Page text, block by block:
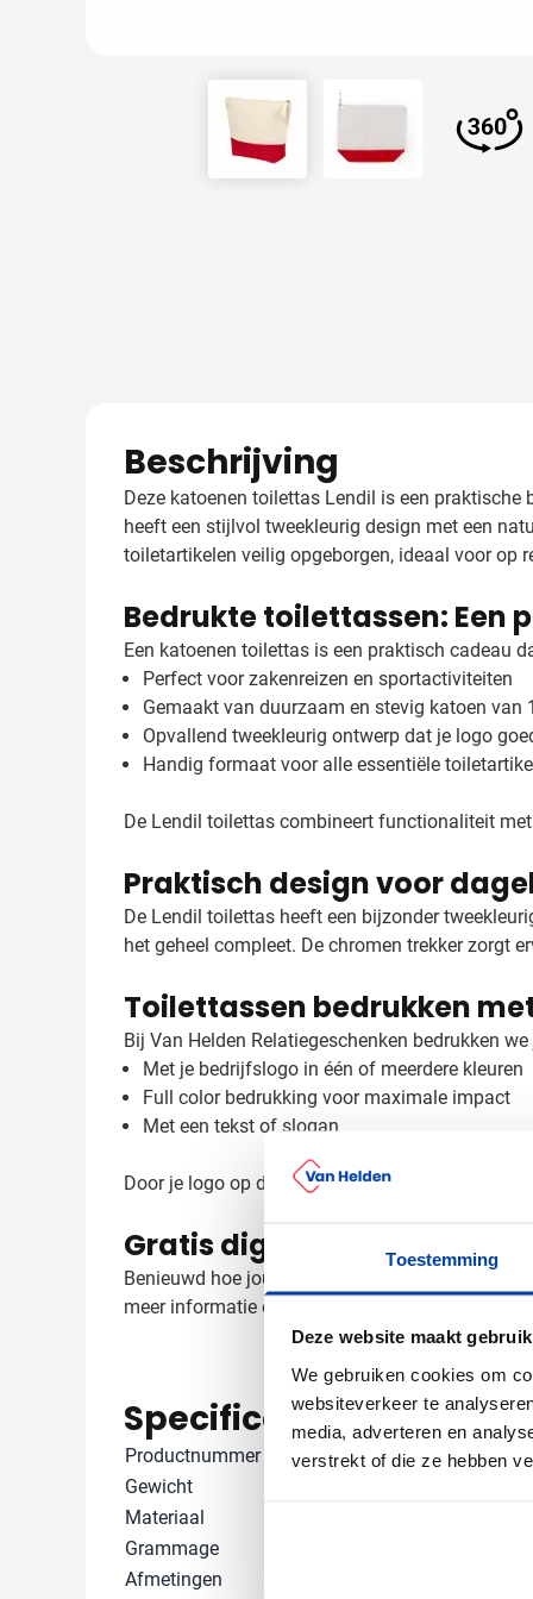
Toestemming
Deze website maakt
We gebruiken cookies om
websiteverkeer te
media, adverteren en
verstrekt of die ze hebben
View larger image
Beschrijving
Deze katoenen toilettas Lendil is een
heeft een stijlvol tweekleurig design met een
toiletartikelen veilig opgeborgen, ideaal voor op
Bedrukte toilettassen: Een
Een katoenen toilettas is een praktisch cadeau
Perfect voor zakenreizen en sportactiviteiten
Gemaakt van duurzaam en stevig katoen van
Opvallend tweekleurig ontwerp dat je logo
Handig formaat voor alle essentiële
De Lendil toilettas combineert functionaliteit
Praktisch design voor
De Lendil toilettas heeft een bijzonder
het geheel compleet. De chromen trekker zorgt
Toilettassen bedrukken
Bij Van Helden Relatiegeschenken bedrukken
Met je bedrijfslogo in één of meerdere kleuren
Full color bedrukking voor maximale impact
Met een tekst of slogan
Door je logo op deze veelgebruikte toilettas te
Gratis digitaal voorbeeld
Benieuwd hoe jouw logo er op de Lendil
meer informatie over mogelijkheden of grotere
Specificaties
Productnummer
753364
Gewicht
Materiaal
Grammage
Afmetingen